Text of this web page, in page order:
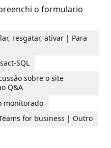
o formulario
resgatar, ativar | Para
SQL
sobre o site
Q&A
monitorado
for business | Outro